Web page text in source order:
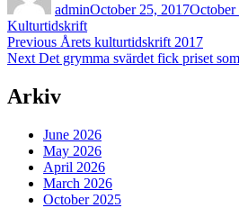
adminOctober 25, 2017October
Kulturtidskrift
Post
navigation
Previous Previous
post:
Årets kulturtidskrift 2017
Next Next
Det grymma svärdet fick priset
Arkiv
June 2026
May 2026
April 2026
March 2026
October 2025